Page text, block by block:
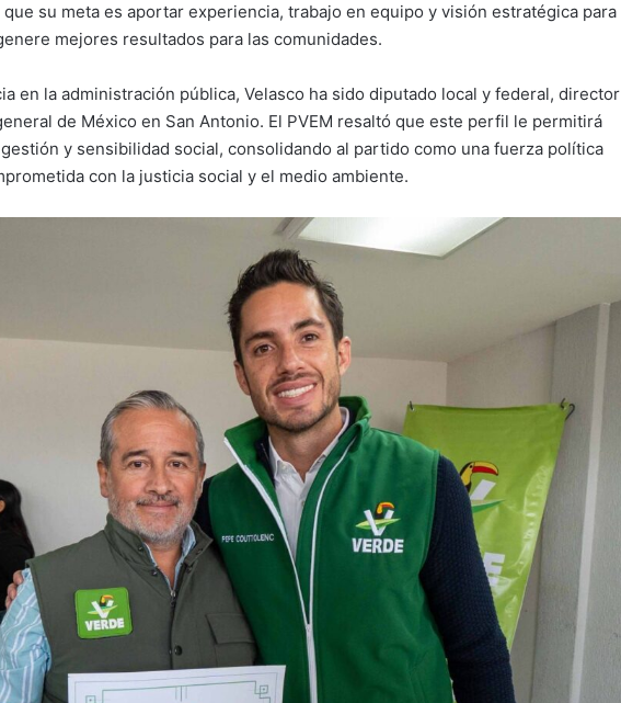
su meta es aportar experiencia, trabajo en equipo y visión estratégica para
mejores resultados para las comunidades.
en la administración pública, Velasco ha sido diputado local y federal, director
de México en San Antonio. El PVEM resaltó que este perfil le permitirá
y sensibilidad social, consolidando al partido como una fuerza política
con la justicia social y el medio ambiente.